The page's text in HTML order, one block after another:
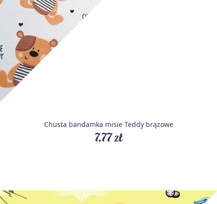
Chusta bandamka misie Teddy brązowe
7,77 zł